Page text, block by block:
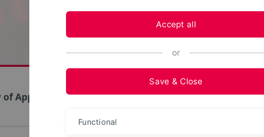
Applied Sciences and Arts
Accept all
or
Save & Close
Functional